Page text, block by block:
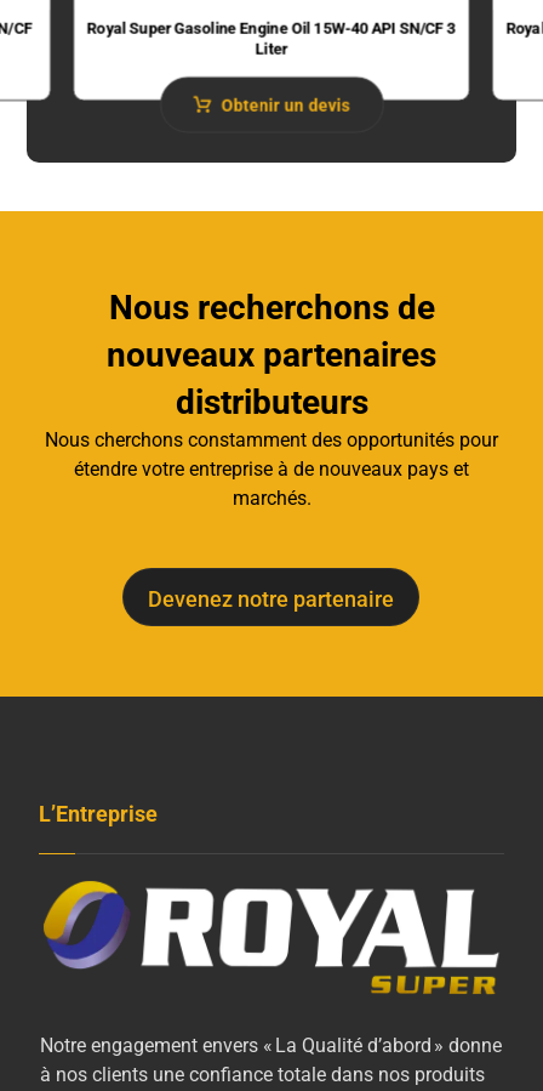
CF
Royal Super Gasoline Engine Oil 15W-40 API SN/CF 3
Liter
Obtenir un devis
Nous recherchons de
nouveaux partenaires
distributeurs
Nous cherchons constamment des opportunités pour
étendre votre entreprise à de nouveaux pays et
marchés.
Devenez notre partenaire
L’Entreprise
Notre engagement envers « La Qualité d’abord » donne
à nos clients une confiance totale dans nos produits